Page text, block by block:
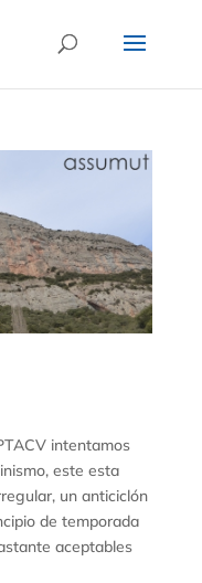
intentamos
este esta
un anticiclón
de temporada
aceptables